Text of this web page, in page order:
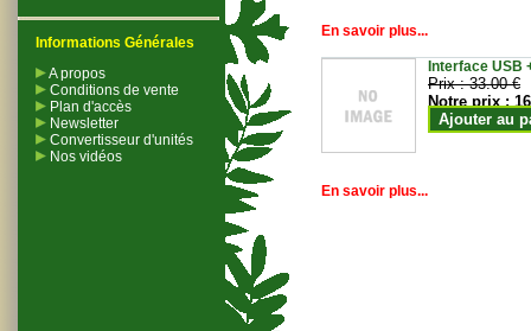
Informations Générales
A propos
Conditions de vente
Plan d'accès
Newsletter
Convertisseur d'unités
Nos vidéos
En savoir plus...
Interface USB
Prix :33.00 €
Notre prix :
Ajouter au
En savoir plus...